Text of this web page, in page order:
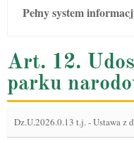
Pełny system
Art. 12.
parku
Dz.U.2026.0.13 t.j.-Ustawa z